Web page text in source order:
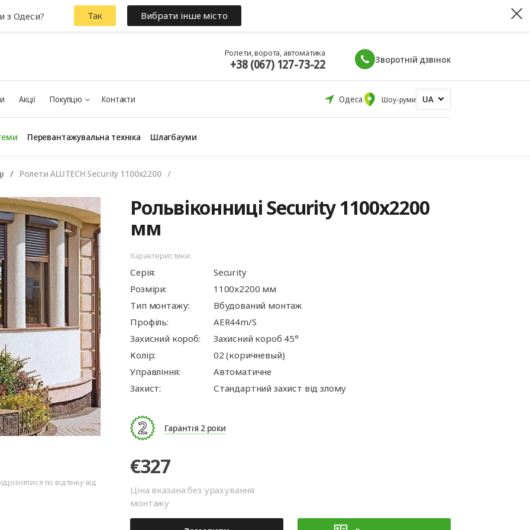
Ролети, ворота, автоматика
+38 (067) 127-73-22 Зворотній дзвінок
Акції Покупцю Контакти Одеса Шоу-руми UA
Панорамні ворота
Автоматика для
гаражних воріт
Автоматика для
промислових воріт
Ролетні решітки
Перевантажувальна техніка
Перевантажувальні
майданчики
Перевантажувальні
тамбури
Шлагбауми
Ролети ALUTECH Security 1100x2200
по відтінку від
Рольвіконниці Security 1100x2200
мм
Характеристики:
Серія:
Security
Розміри:
1100x2200 мм
Тип монтажу:
Вбудований монтаж
Профіль:
AER44m/S
Захисний короб:
Захисний короб 45°
Колір:
02 (коричневый)
Управління:
Автоматичне
Захист:
Стандартний захист від злому
Гарантія 2 роки
€327
Ціна вказана без урахування
монтажу
з Одеси? Так Вибрати інше місто